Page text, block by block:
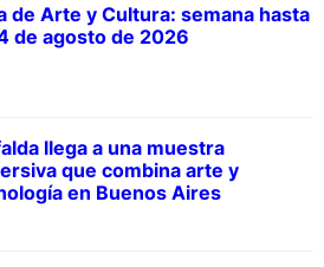
de Arte y Cultura: semana hasta
de agosto de 2026
llega a una muestra
que combina arte y
en Buenos Aires